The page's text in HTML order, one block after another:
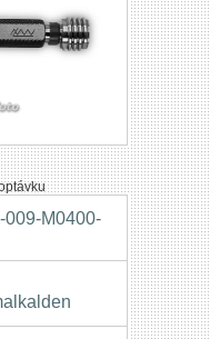
009-M0400-